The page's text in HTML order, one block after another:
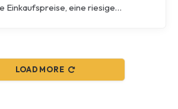
Einkaufspreise, eine riesige…
LOAD MORE